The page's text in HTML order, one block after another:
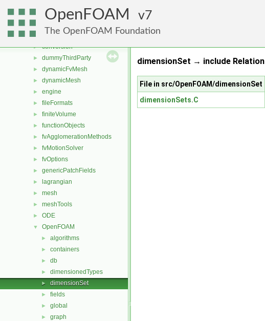
OpenFOAM 7
The OpenFOAM Foundation
► atmosphericModels
► combustionModels
► conversion
► dummyThirdParty
► dynamicFvMesh
► dynamicMesh
► engine
► fileFormats
► finiteVolume
► functionObjects
► fvAgglomerationMethods
► fvMotionSolver
► fvOptions
► genericPatchFields
► lagrangian
► mesh
► meshTools
► ODE
▼ OpenFOAM
► algorithms
► containers
► db
► dimensionedTypes
► dimensionSet
► fields
► global
► graph
dimensionSet → include Relation
File in src/OpenFOAM/dimensionSet
dimensionSets.C